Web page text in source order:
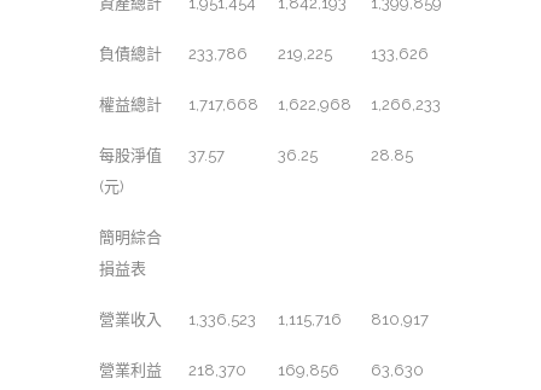
負債總計 233,786 219,225 133,626
權益總計 1,717,668 1,622,968 1,266,233
每股淨值
(元)
37.57 36.25 28.85
簡明綜合
損益表
營業收入 1,336,523 1,115,716 810,917
營業利益
218,370 169,856 63,630